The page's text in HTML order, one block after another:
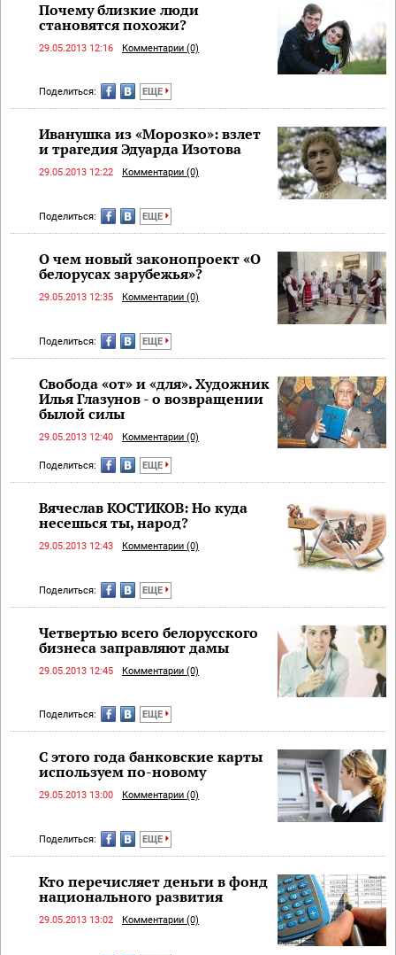
Почему близкие люди
становятся похожи?
29.05.2013 12:16 Комментарии (0)
Поделиться: ЕЩЕ
Иванушка из «Морозко»: взлет
и трагедия Эдуарда Изотова
29.05.2013 12:22 Комментарии (0)
Поделиться: ЕЩЕ
О чем новый законопроект «О
белорусах зарубежья»?
29.05.2013 12:35 Комментарии (0)
Поделиться: ЕЩЕ
Свобода «от» и «для». Художник
Илья Глазунов - о возвращении
былой силы
29.05.2013 12:40 Комментарии (0)
Поделиться: ЕЩЕ
Вячеслав КОСТИКОВ: Но куда
несешься ты, народ?
29.05.2013 12:43 Комментарии (0)
Поделиться: ЕЩЕ
Четвертью всего белорусского
бизнеса заправляют дамы
29.05.2013 12:45 Комментарии (0)
Поделиться: ЕЩЕ
С этого года банковские карты
используем по-новому
29.05.2013 13:00 Комментарии (0)
Поделиться: ЕЩЕ
Кто перечисляет деньги в фонд
национального развития
29.05.2013 13:02 Комментарии (0)